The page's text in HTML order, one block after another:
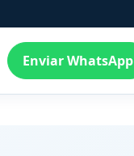
Enviar WhatsApp